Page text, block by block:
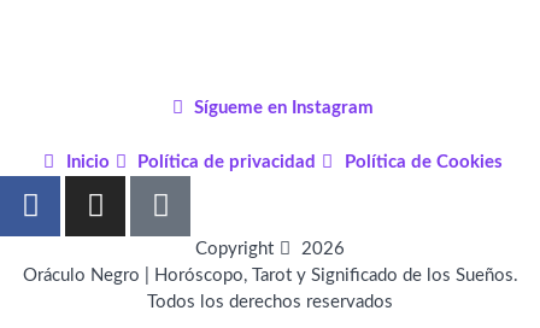
Sígueme en Instagram
Inicio Política de privacidad Política de Cookies
F
a
e
I
n
t
P
i
t
e
Copyright
2026
Oráculo Negro | Horóscopo, Tarot y Significado de los Sueños.
Todos los derechos reservados